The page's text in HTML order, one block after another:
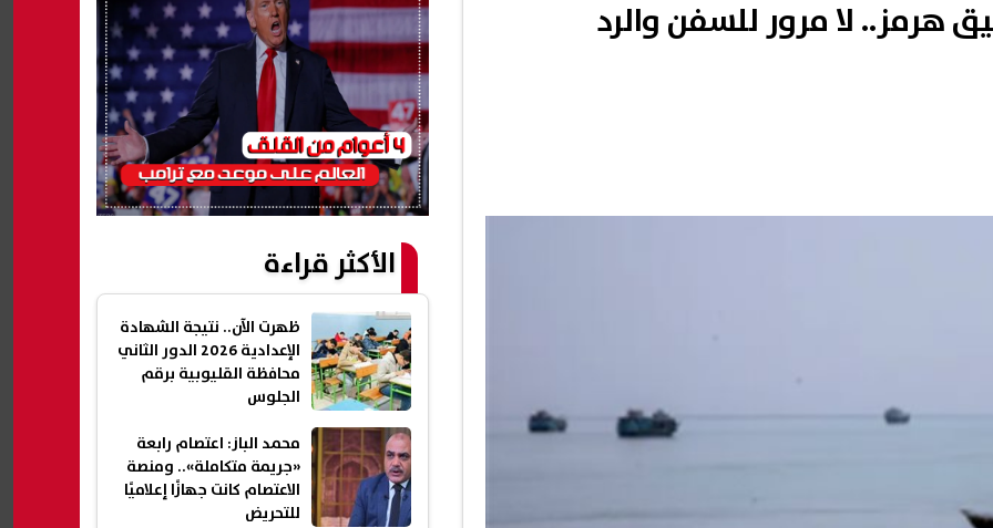
هرمز.. لا مرور للسفن والرد
الأكثر قراءة
ظهرت الآن.. نتيجة الشهادة
الإعدادية 2026 الدور الثاني
محافظة القليوبية برقم
الجلوس
محمد الباز: اعتصام رابعة
«جريمة متكاملة».. ومنصة
الاعتصام كانت جهازًا إعلاميًا
للتحريض